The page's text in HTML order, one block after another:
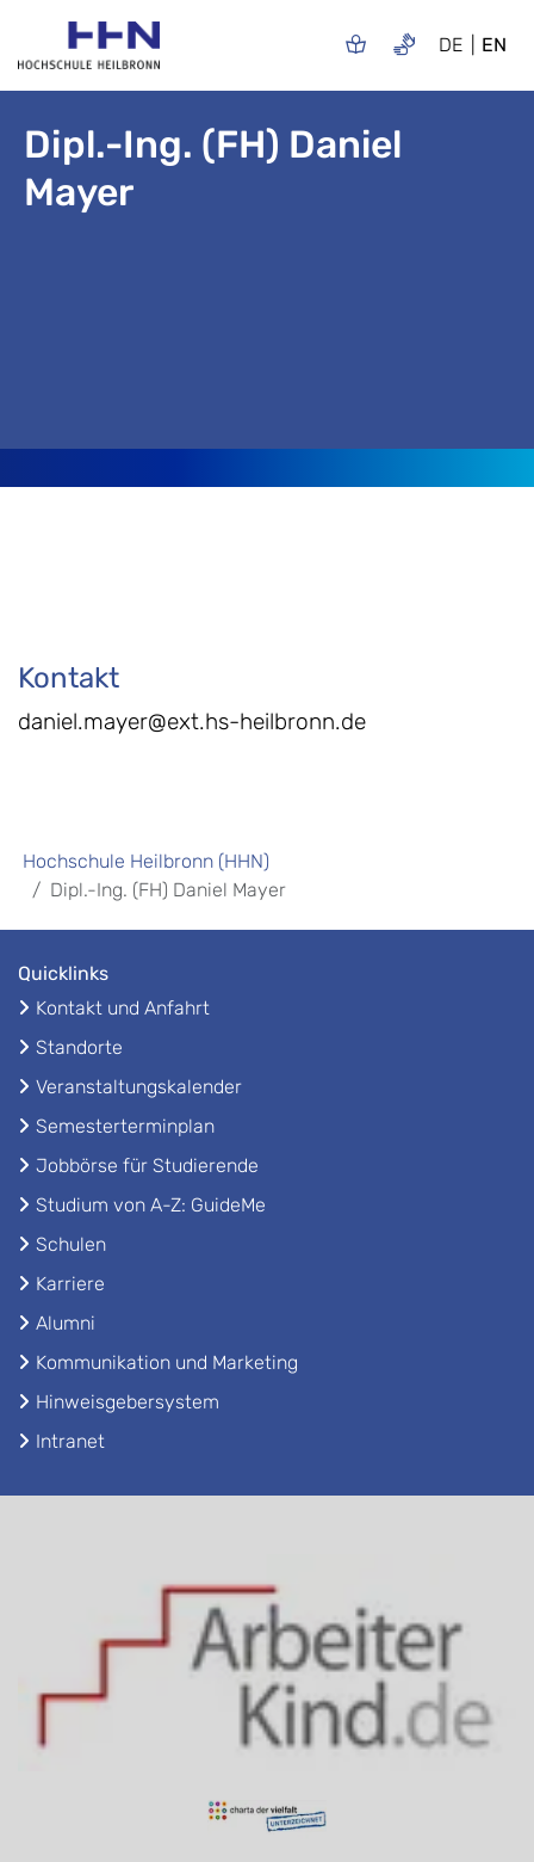
DE EN
Dipl.-Ing. (FH) Daniel
Mayer
Kontakt
daniel.mayer@ext.hs-heilbronn.de
Hochschule Heilbronn (HHN)
Dipl.-Ing. (FH) Daniel Mayer
Quicklinks
Kontakt und Anfahrt
Standorte
Veranstaltungskalender
Semesterterminplan
Jobbörse für Studierende
Studium von A-Z: GuideMe
Schulen
Karriere
Alumni
Kommunikation und Marketing
Hinweisgebersystem
Intranet